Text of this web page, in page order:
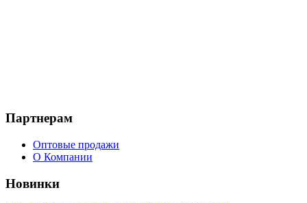
Партнерам
Оптовые продажи
О Компании
Новинки